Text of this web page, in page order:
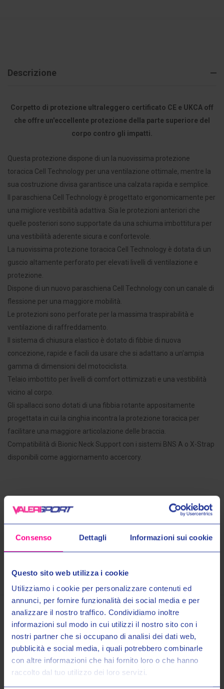
Consenso Dettagli Informazioni sui cookie
Questo sito web utilizza i cookie
Utilizziamo i cookie per personalizzare contenuti ed
annunci, per fornire funzionalità dei social media e per
analizzare il nostro traffico. Condividiamo inoltre
informazioni sul modo in cui utilizzi il nostro sito con i
nostri partner che si occupano di analisi dei dati web,
pubblicità e social media, i quali potrebbero combinarle
con altre informazioni che hai fornito loro o che hanno
raccolto dal tuo utilizzo dei loro servizi.
Descrizione
Corpetto di protezione ultraleggero certificato CE e UKCA off
che offre un'eccellente protezione della parte superiore del
corpo contro gli impatti.
Questa protezione dispone di un la nuovissima protezione
toracica Cell Technology per una ventilazione ottimale, mentre la
sua costruzione divisa garantisce una calzata rapida e semplice.
Il paraschiena Cell Technology è progettato ergonomicamente per
una migliore vestibilità adattiva. Sia le protezioni anteriori che
quelle posteriori sono supportate da una schiuma imbottitura per
una vestibilità aderente sicura e confortevole.
La nuovissima protezione toracica Cell Technology è dotata di un
guscio altamente perforato per elevati livelli di ventilazione e
protezione.
Dispone di un nuovo paraschiena Cell Technology con un canale di
flessione per una maggiore mobilità.
Le protezioni sono perforate per la massima traspirabilità e
ventilazione di raffreddamento.
Il sistema di chiusura elastico è dotato di fibbie di nuova
concezione, rapide e facili da usare che si adattano a un'ampia
gamma di dimensioni del motociclista.
Telaio imbottito per livelli di comfort ottimizzati e una vestibilità
vicino al corpo.
Gli spallacci sono dotati di una fibbia rotante appositamente
progettata in cui la cinghia incontra la protezione toracica per
facilitare una maggiore articolazione delle braccia.
Compatibilità di Bionic Neck Support con i sistemi BNS A o X-Strap
disponibili come aggiornamento accercory.
Maggiori Informazioni
Pagamenti
Prodotti Simili
Entra nel mondo Valeri Sport
Ricevi in anteprima novità, promozioni esclusive e uno
SCONTO DEL 10%sul tuo primo acquisto!